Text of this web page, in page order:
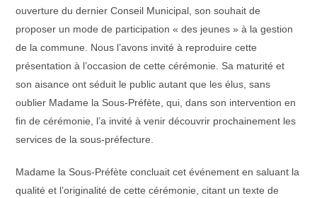
ouverture du dernier Conseil Municipal, son souhait de
proposer un mode de participation « des jeunes » à la gestion
de la commune. Nous l’avons invité à reproduire cette
présentation à l’occasion de cette cérémonie. Sa maturité et
son aisance ont séduit le public autant que les élus, sans
oublier Madame la Sous-Préfète, qui, dans son intervention en
fin de cérémonie, l’a invité à venir découvrir prochainement les
services de la sous-préfecture.
Madame la Sous-Préfète concluait cet événement en saluant la
qualité et l’originalité de cette cérémonie, citant un texte de